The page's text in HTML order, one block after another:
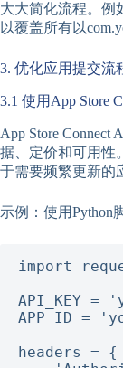
大大简化流程。例
以覆盖所有以
3. 优化应用提交流
3.1 使用App Store
App Store
据、定价和可用性
于需要频繁更新的
示例：使用Python
import
API_KEY =
APP_ID =
headers = {